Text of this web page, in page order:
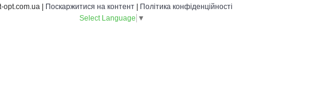
Поскаржитися на контент
Політика конфіденційності
Select Language ▼